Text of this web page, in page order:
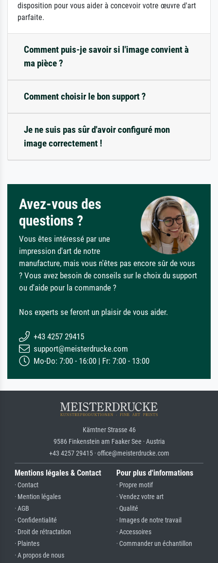
disposition pour vous aider à concevoir votre œuvre d'art
parfaite.
Comment puis-je savoir si l'image convient à
ma pièce ?
Comment choisir le bon support ?
Je ne suis pas sûr d'avoir configuré mon
image correctement !
Avez-vous des
questions ?
Vous êtes intéressé par une
impression d'art de notre
manufacture, mais vous n'êtes pas encore sûr de vous
? Vous avez besoin de conseils sur le choix du support
ou d'aide pour la commande ?
Nos experts se feront un plaisir de vous aider.
+43 4257 29415
support@meisterdrucke.com
Mo-Do: 7:00 - 16:00 | Fr: 7:00 - 13:00
Kärntner Strasse 46
9586 Finkenstein am Faaker See · Austria
+43 4257 29415 · office@meisterdrucke.com
Mentions légales & Contact
· Contact
· Mention légales
· AGB
· Confidentialité
· Droit de rétractation
· Plaintes
· A propos de nous
Pour plus d'informations
· Propre motif
· Vendez votre art
· Qualité
· Images de notre travail
· Accessoires
· Commander un échantillon